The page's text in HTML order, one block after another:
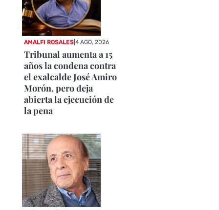
AMALFI ROSALES |4 AGO, 2026
Tribunal aumenta a 15
años la condena contra
el exalcalde José Amiro
Morón, pero deja
abierta la ejecución de
la pena